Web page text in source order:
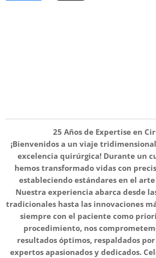
25 Años de Expertise en
¡Bienvenidos a un viaje
excelencia quirúrgica! Durante un
hemos transformado vidas con
estableciendo estándares en el
Nuestra experiencia abarca desde
tradicionales hasta las innovaciones
siempre con el paciente como
procedimiento, nos
resultados óptimos, respaldados
expertos apasionados y dedicados.